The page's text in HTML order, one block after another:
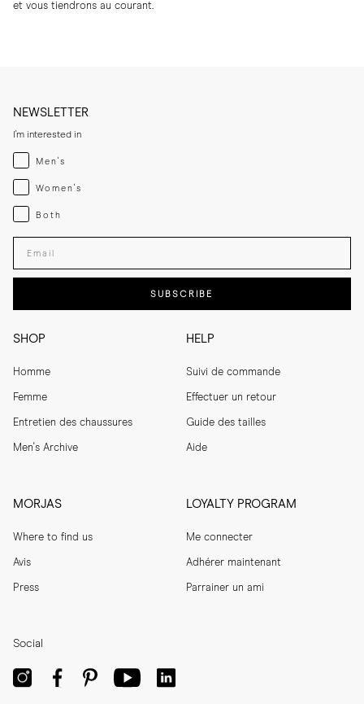
et vous tiendrons au courant.
SHOP
Homme
Femme
Entretien des chaussures
Men's Archive
HELP
Suivi de commande
Effectuer un retour
Guide des tailles
Aide
MORJAS
Where to find us
Avis
Press
LOYALTY PROGRAM
Me connecter
Adhérer maintenant
Parrainer un ami
NEWSLETTER
I'm interested in
Menswear
Men's
Womenswear
Women's
Both
Both
Enter your email adress
SUBSCRIBE
Social